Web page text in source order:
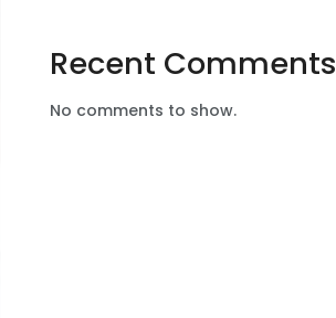
Recent Comments
No comments to show.